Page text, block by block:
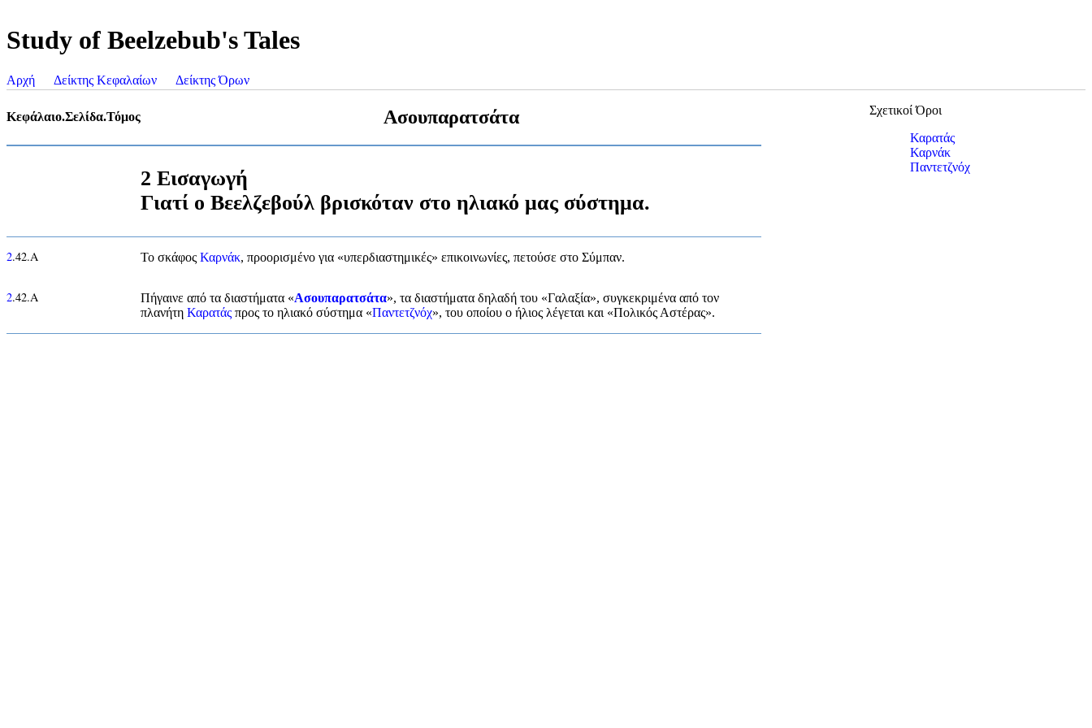
Study of Beelzebub's Tales
Αρχή Δείκτης Κεφαλαίων Δείκτης Όρων
Κεφάλαιο.Σελίδα.Τόμος Ασουπαρατσάτα
2 Εισαγωγή
Γιατί ο Βεελζεβούλ βρισκόταν στο ηλιακό μας σύστημα.
2.42.Α Το σκάφος Καρνάκ, προορισμένο για «υπερδιαστημικές» επικοινωνίες, πετούσε στο Σύμπαν.
2.42.Α Πήγαινε από τα διαστήματα «Ασουπαρατσάτα», τα διαστήματα δηλαδή του «Γαλαξία», συγκεκριμένα από τον
πλανήτη Καρατάς προς το ηλιακό σύστημα «Παντετζνόχ», του οποίου ο ήλιος λέγεται και «Πολικός Αστέρας».
Σχετικοί Όροι
Καρατάς
Καρνάκ
Παντετζνόχ